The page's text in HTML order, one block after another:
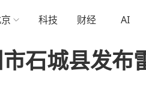
科技 财经 AI
石城县发布